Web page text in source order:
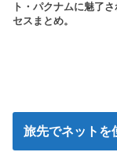
ト・パクナムに魅了
セスまとめ。
旅先でネットを